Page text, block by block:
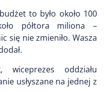
to było około 100
półtora miliona –
się nie zmieniło. Wasza
wiceprezes oddziału
usłyszane na jednej z